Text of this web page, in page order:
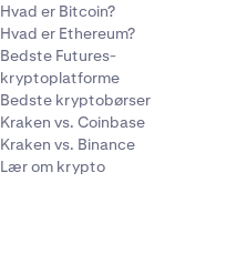
Hvad er Bitcoin?
Hvad er Ethereum?
Bedste Futures-
kryptoplatforme
Bedste kryptobørser
Kraken vs. Coinbase
Kraken vs. Binance
Lær om krypto